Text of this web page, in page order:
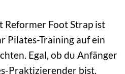
Reformer Foot Strap ist
Pilates-Training auf ein
Egal, ob du Anfänger
Praktizierender bist,